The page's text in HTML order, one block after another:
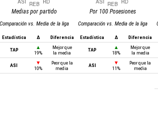
Medias por partido
Comparación vs. Media de la liga
Estadística Δ Diferencia
TAP
▲
19%
Mejor que
la media
ASI
▼
10%
Peor que la
media
Por 100 Posesiones
Comparación vs. Media de la liga
Estadística Δ Diferencia
TAP
▲
18%
Mejor que
la media
ASI
▼
11%
Peor que la
media